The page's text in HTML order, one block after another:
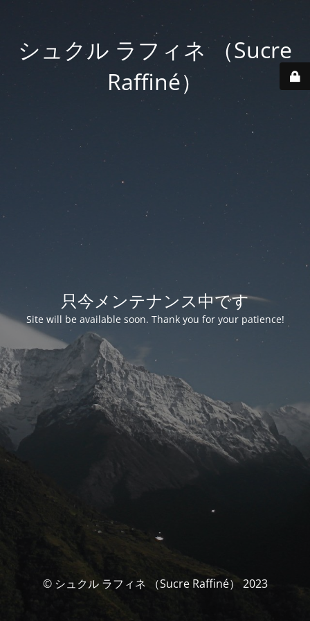
シュクル ラフィネ （Sucre
Raffiné）
只今メンテナンス中です
Site will be available soon. Thank you for your patience!
© シュクル ラフィネ （Sucre Raffiné） 2023